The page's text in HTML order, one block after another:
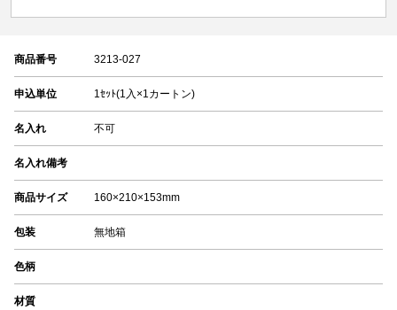
商品番号 3213-027
申込単位 1ｾｯﾄ(1入×1カートン)
名入れ 不可
名入れ備考
商品サイズ 160×210×153mm
包装 無地箱
色柄
材質